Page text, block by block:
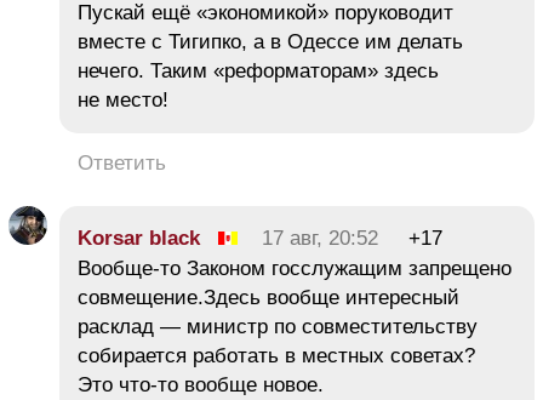
Пускай ещё «экономикой» поруководит
вместе с Тигипко, а в Одессе им делать
нечего. Таким «реформаторам» здесь
не место!
Ответить
Korsar black 17 авг, 20:52
+17
Вообще-то Законом госслужащим запрещено
совмещение.Здесь вообще интересный
расклад — министр по совместительству
собирается работать в местных советах?
Это что-то вообще новое.